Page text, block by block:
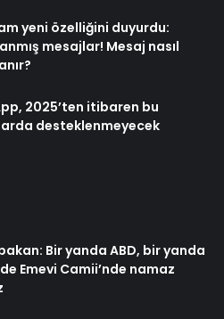
yeni özelliğini duyurdu:
mesajlar! Mesaj nasıl
2025’ten itibaren bu
desteklenmeyecek
Bir yanda ABD, bir yanda
Emevi Camii’nde namaz